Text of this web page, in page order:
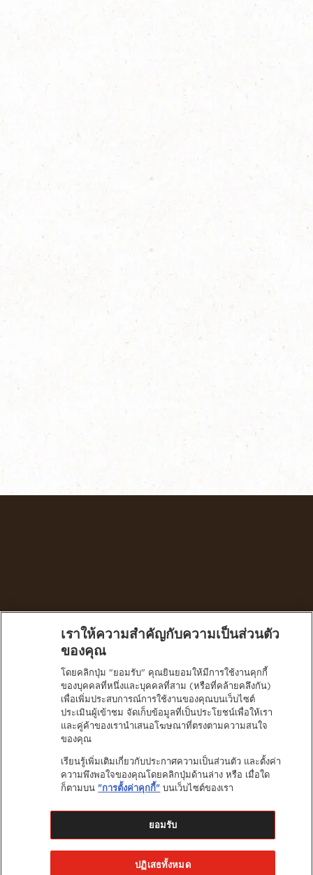
Thailand (Thai)
กดติดตาม NESCAFÉ® บนโซเชียลมีเดียเพื่อรับชมคอนเทนต์ที่น่า
สนใจเพิ่มเติม
ติดต่อเรา
ข้อกำหนดและเงื่อนไข
นโยบายความเป็นส่วนตัว
is registered trademarks of Société de
เราให้ความสำคัญกับความเป็นส่วนตัว
ของคุณ
โดยคลิกปุ่ม "ยอมรับ" คุณยินยอมให้มีการใช้งานคุกกี้
ของบุคคลที่หนึ่งและบุคคลที่สาม (หรือที่คล้ายคลึงกัน)
เพื่อเพิ่มประสบการณ์การใช้งานของคุณบนเว็บไซต์
ประเมินผู้เข้าชม จัดเก็บข้อมูลที่เป็นประโยชน์เพื่อให้เรา
และคู่ค้าของเรานำเสนอโฆษณาที่ตรงตามความสนใจ
ของคุณ
เรียนรู้เพิ่มเติมเกี่ยวกับประกาศความเป็นส่วนตัว และตั้งค่า
ความพึงพอใจของคุณโดยคลิกปุ่มด้านล่าง หรือ เมื่อใด
ก็ตามบน "การตั้งค่าคุกกี้" บนเว็บไซต์ของเรา
ปฏิเสธทั้งหมด
ยอมรับ